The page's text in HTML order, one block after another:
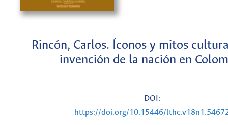
Rincón, Carlos. Íconos y mitos
invención de la nación en
DOI:
https://doi.org/10.15446/